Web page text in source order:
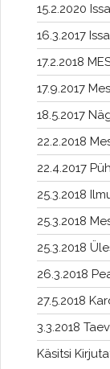
15.2.2020
16.3.2017
17.2.2018
17.9.2017
18.5.2017
22.2.2018
22.4.2017
25.3.2018
25.3.2018
25.3.2018
26.3.2018
27.5.2018
3.3.2018
Käsitsi